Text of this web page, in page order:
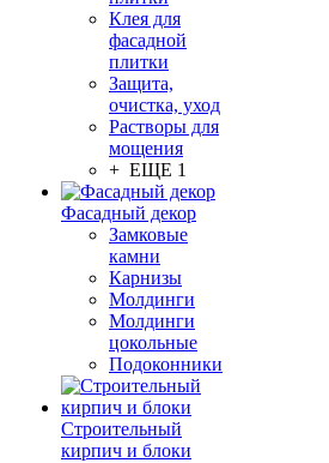
Клея для
фасадной
плитки
Защита,
очистка, уход
Растворы для
мощения
+ ЕЩЕ 1
Фасадный декор
Замковые
камни
Карнизы
Молдинги
Молдинги
цокольные
Подоконники
Строительный
кирпич и блоки